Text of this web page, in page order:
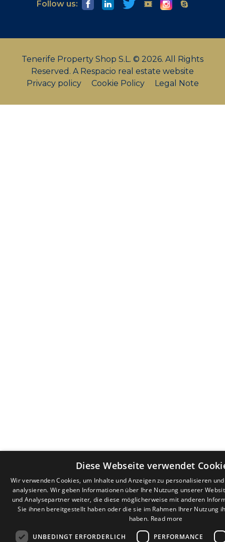
Follow us:
Tenerife Property Shop S.L. © 2026. All Rights
Reserved. A Respacio real estate website
Privacy policy
Cookie Policy Legal Note
Diese Webseite verwendet
Wir verwenden Cookies, um Inhalte und Anzeigen zu personalisieren
analysieren. Wir geben Informationen über Ihre Nutzung unserer
und Analysepartner weiter, die diese möglicherweise mit anderen
Sie ihnen bereitgestellt haben oder die sie im Rahmen Ihrer Nutzung
haben. Read more
UNBEDINGT ERFORDERLICH PERFORMANCE